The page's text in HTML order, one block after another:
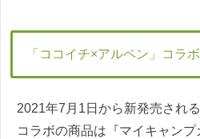
「ココイチ×アルペン」コラ
2021年7月1日から新発売され
コラボの商品は『マイキャンプ